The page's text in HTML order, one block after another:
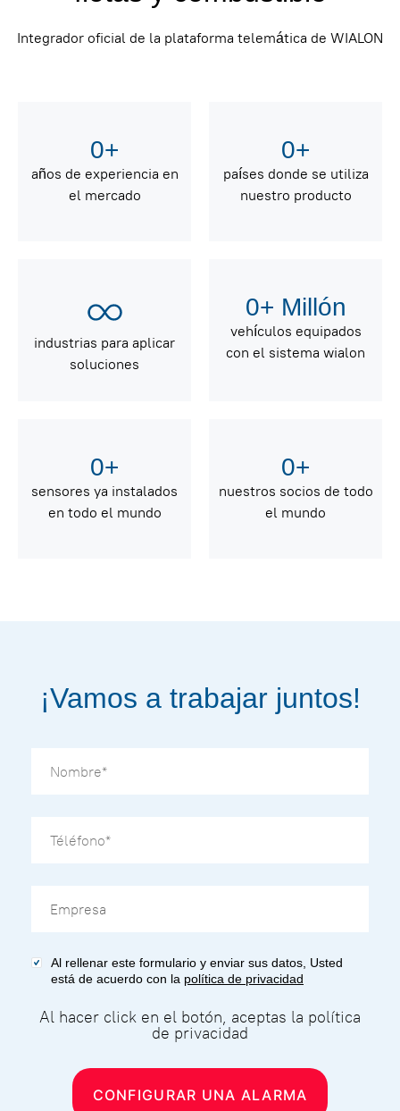
Integrador oficial de la plataforma telemática de WIALON
años de experiencia en
el mercado
0+
países donde se utiliza
nuestro producto
0+
industrias para aplicar
soluciones
vehículos equipados
con el sistema wialon
0+ Millón
sensores ya instalados
en todo el mundo
0+
nuestros socios de todo
el mundo
0+
¡Vamos a trabajar juntos!
Al rellenar este formulario y enviar sus datos, Usted
está de acuerdo con la política de privacidad
Al hacer click en el botón, aceptas la política
de privacidad
CONFIGURAR UNA ALARMA